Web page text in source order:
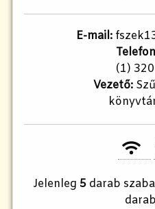
E-mail:
(1)
Vezető:
Jelenleg 5 darab